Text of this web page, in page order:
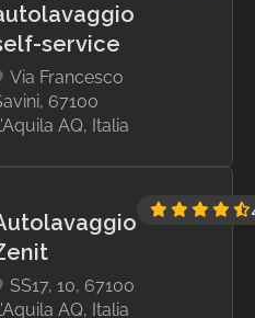
service
Via Francesco
67100
AQ, Italia
SS17, 10, 67100
AQ, Italia